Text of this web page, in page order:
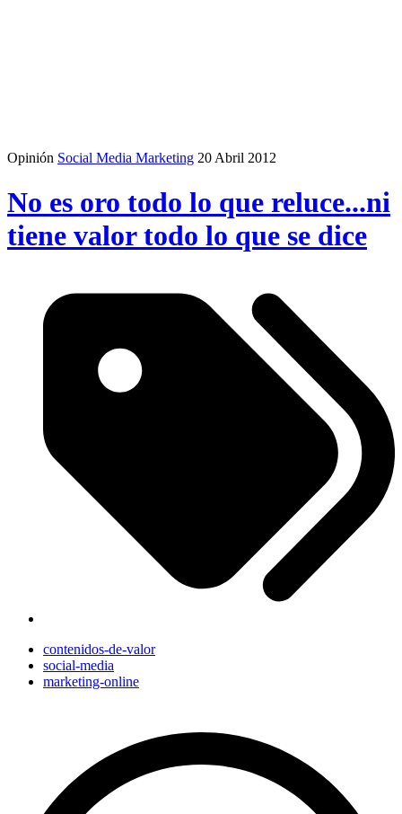
Opinión Social Media Marketing 20 Abril 2012
No es oro todo lo que reluce...ni
tiene valor todo lo que se dice
contenidos-de-valor
social-media
marketing-online